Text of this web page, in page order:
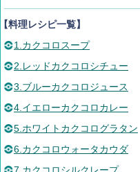
料理レシピ一覧】
1.カクコロスープ
2.レッドカクコロシチュー
3.ブルーカクコロジュース
4.イエローカクコロカレー
5.ホワイトカクコログラタン
6.カクコロウォータカウダ